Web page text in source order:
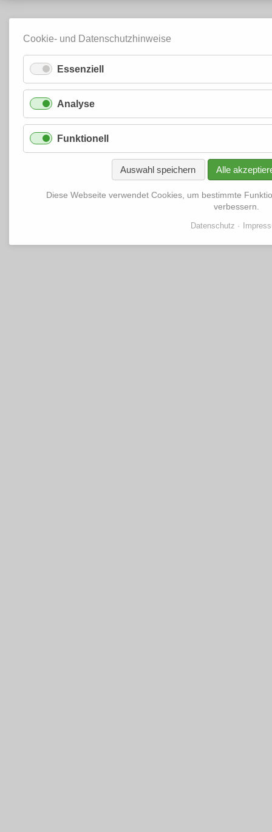
Cookie- und Datenschutzhinweise
Essenziell
Analyse
Funktionell
Auswahl speichern Alle
Diese Webseite verwendet Cookies, um bestimmte
verbessern.
Datenschutz